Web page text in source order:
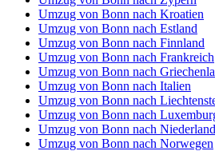
Umzug von Bonn nach Kroatien
Umzug von Bonn nach Estland
Umzug von Bonn nach Finnland
Umzug von Bonn nach Frankreich
Umzug von Bonn nach
Umzug von Bonn nach Italien
Umzug von Bonn nach
Umzug von Bonn nach
Umzug von Bonn nach
Umzug von Bonn nach Norwegen